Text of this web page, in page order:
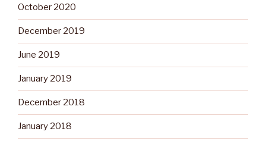
October 2020
December 2019
June 2019
January 2019
December 2018
January 2018